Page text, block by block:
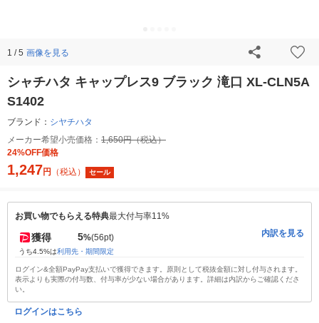
1 / 5 画像を見る
シャチハタ キャップレス9 ブラック 滝口 XL-CLN5A
S1402
ブランド： シヤチハタ
メーカー希望小売価格： 1,650円（税込）
24%OFF価格
1,247円 （税込） セール
お買い物でもらえる特典最大付与率11%
獲得 5%(56pt)
うち4.5%は利用先・期間限定
内訳を見る
ログイン&全額PayPay支払いで獲得できます。原則として税抜金額に対し付与されます。
表示よりも実際の付与数、付与率が少ない場合があります。詳細は内訳からご確認くださ
い。
ログインはこちら